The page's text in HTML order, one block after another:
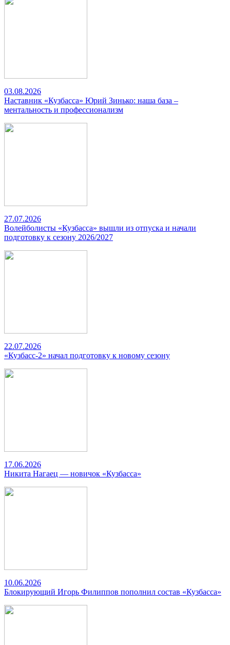
03.08.2026
Наставник «Кузбасса» Юрий Зинько: наша база –
ментальность и профессионализм
27.07.2026
Волейболисты «Кузбасса» вышли из отпуска и начали
подготовку к сезону 2026/2027
22.07.2026
«Кузбасс-2» начал подготовку к новому сезону
17.06.2026
Никита Нагаец — новичок «Кузбасса»
10.06.2026
Блокирующий Игорь Филиппов пополнил состав «Кузбасса»